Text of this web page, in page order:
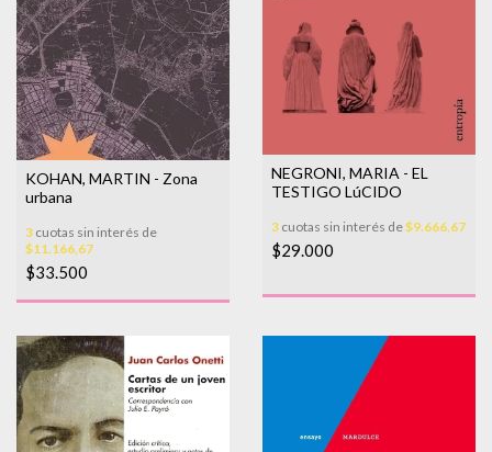
KOHAN, MARTIN - Zona
urbana
3 cuotas sin interés de
$11.166,67
$33.500
NEGRONI, MARIA - EL
TESTIGO LúCIDO
3 cuotas sin interés de$9.666,67
$29.000